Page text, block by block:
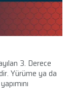
3. Derece
Yürüme ya da